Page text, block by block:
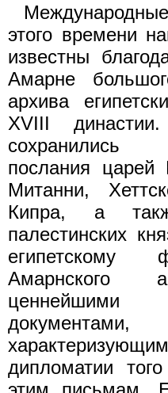
этого времени
известны
Амарне
архива
XVIII
сохранились
послания царей
Митанни,
Кипра, а
палестинских
египетскому
Амарнского
ценнейшими
дипломатии